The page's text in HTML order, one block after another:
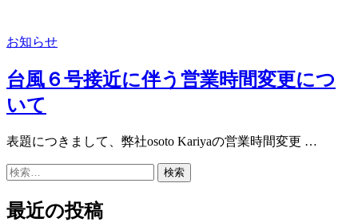
お知らせ
台風６号接近に伴う営業時間変更につ
いて
表題につきまして、弊社osoto Kariyaの営業時間変更 …
検
最近の投稿